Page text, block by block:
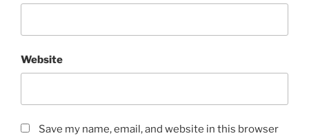
Website
Save my name, email, and website in this browser